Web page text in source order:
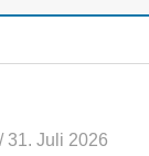
31. Juli 2026